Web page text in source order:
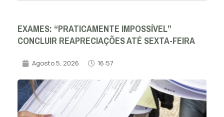
EXAMES: “PRATICAMENTE IMPOSSÍVEL”
CONCLUIR REAPRECIAÇÕES ATÉ SEXTA-FEIRA
Agosto 5, 2026 16:57